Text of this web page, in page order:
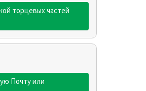
торцевых частей
Почту или